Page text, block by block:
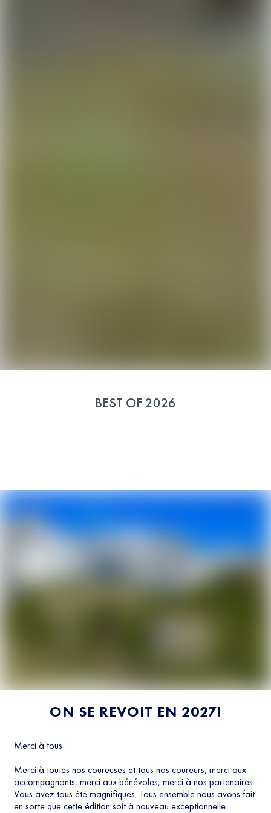
BEST OF 2026
ON SE REVOIT EN 2027!
Merci à tous
Merci à toutes nos coureuses et tous nos coureurs, merci aux
accompagnants, merci aux bénévoles, merci à nos partenaires.
Vous avez tous été magnifiques. Tous ensemble nous avons fait
en sorte que cette édition soit à nouveau exceptionnelle.